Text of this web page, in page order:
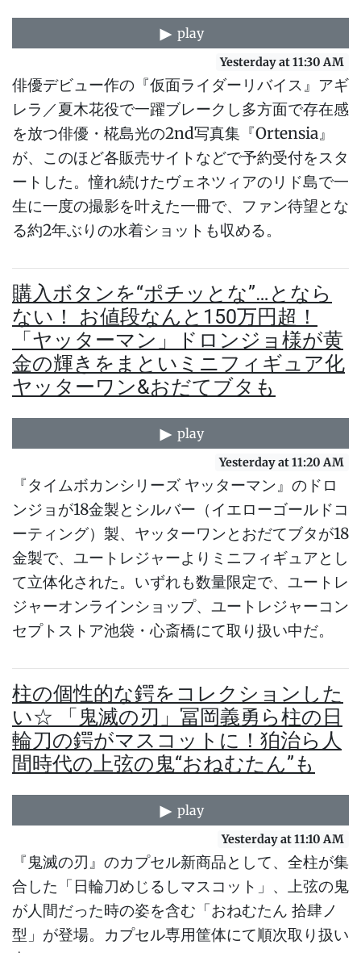
play
Yesterday at 11:30 AM
俳優デビュー作の『仮面ライダーリバイス』アギ
レラ／夏木花役で一躍ブレークし多方面で存在感
を放つ俳優・椛島光の2nd写真集『Ortensia』
が、このほど各販売サイトなどで予約受付をスタ
ートした。憧れ続けたヴェネツィアのリド島で一
生に一度の撮影を叶えた一冊で、ファン待望とな
る約2年ぶりの水着ショットも収める。
購入ボタンを“ポチッとな”…となら
ない！ お値段なんと150万円超！
「ヤッターマン」ドロンジョ様が黄
金の輝きをまといミニフィギュア化
ヤッターワン&おだてブタも
play
Yesterday at 11:20 AM
『タイムボカンシリーズ ヤッターマン』のドロ
ンジョが18金製とシルバー（イエローゴールドコ
ーティング）製、ヤッターワンとおだてブタが18
金製で、ユートレジャーよりミニフィギュアとし
て立体化された。いずれも数量限定で、ユートレ
ジャーオンラインショップ、ユートレジャーコン
セプトストア池袋・心斎橋にて取り扱い中だ。
柱の個性的な鍔をコレクションした
い☆ 「鬼滅の刃」冨岡義勇ら柱の日
輪刀の鍔がマスコットに！狛治ら人
間時代の上弦の鬼“おねむたん”も
play
Yesterday at 11:10 AM
『鬼滅の刃』のカプセル新商品として、全柱が集
合した「日輪刀めじるしマスコット」、上弦の鬼
が人間だった時の姿を含む「おねむたん 拾肆ノ
型」が登場。カプセル専用筐体にて順次取り扱い